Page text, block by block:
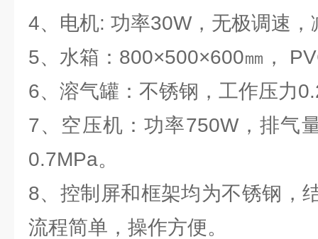
4、电机: 功率30W，无极调速，
5、水箱：800×500×600㎜，
6、溶气罐：不锈钢，工作压力
7、空压机：功率750W，排气
0.7MPa。
8、控制屏和框架均为不锈钢，
流程简单，操作方便。